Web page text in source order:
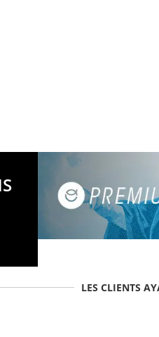
LES CLIENTS